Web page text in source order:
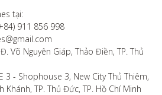
tại:
911 856 998
Võ Nguyên Giáp, Thảo Điền, TP. Thủ
3 - Shophouse 3, New City Thủ Thiêm,
Khánh, TP. Thủ Đức, TP. Hồ Chí Minh